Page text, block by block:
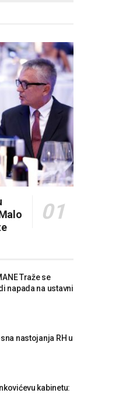
Traže se
napada na ustavni
nastojanja RH u
kabinetu: